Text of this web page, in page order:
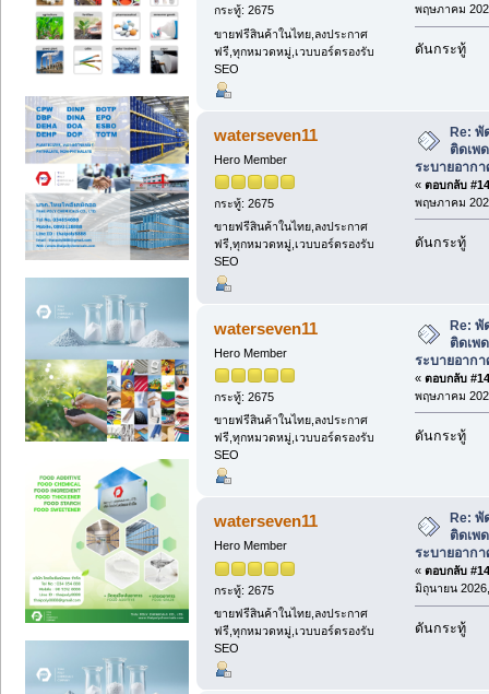
กระทู้: 2675
ขายฟรีสินค้าในไทย,ลงประกาศ
ฟรี,ทุกหมวดหมู่,เวบบอร์ดรองรับ
SEO
พฤษภาคม
ดันกระทู้
waterseven11
Hero Member
กระทู้: 2675
ขายฟรีสินค้าในไทย,ลงประกาศ
ฟรี,ทุกหมวดหมู่,เวบบอร์ดรองรับ
SEO
Re:
ติดเพ
ระบายอาก
« ตอบกลับ
พฤษภาคม
ดันกระทู้
waterseven11
Hero Member
กระทู้: 2675
ขายฟรีสินค้าในไทย,ลงประกาศ
ฟรี,ทุกหมวดหมู่,เวบบอร์ดรองรับ
SEO
Re: พั
ติดเพ
ระบายอาก
« ตอบกลับ
พฤษภาคม
ดันกระทู้
waterseven11
Hero Member
กระทู้: 2675
ขายฟรีสินค้าในไทย,ลงประกาศ
ฟรี,ทุกหมวดหมู่,เวบบอร์ดรองรับ
SEO
Re:
ติดเพ
ระบายอาก
« ตอบกลับ
มิถุนายน
ดันกระทู้